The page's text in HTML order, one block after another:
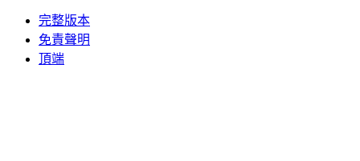
完整版本
免責聲明
頂端